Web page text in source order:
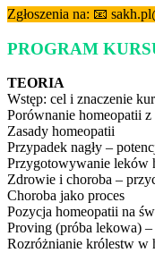
Zgłoszenia na: 📧
PROGRAM
TEORIA
Wstęp: cel i znaczenie
Porównanie homeopatii
Zasady homeopatii
Przypadek nagły –
Przygotowywanie leków
Zdrowie i choroba –
Choroba jako proces
Pozycja homeopatii na
Proving (próba lekowa)
Rozróżnianie królestw w